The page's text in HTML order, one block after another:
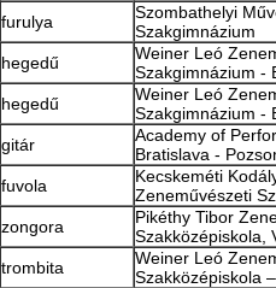
furulya
Szombathelyi
Szakgimnázium
hegedű
Weiner Leó
Szakgimnázium -
hegedű
Weiner Leó
Szakgimnázium -
gitár
Academy of
Bratislava -
fuvola
Kecskeméti
Zeneművészeti
zongora
Pikéthy Tibor
Szakközépiskola,
trombita
Weiner Leó
Szakközépiskola